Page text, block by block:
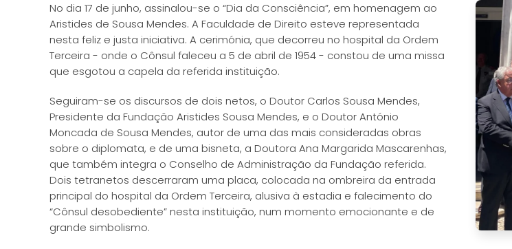
No dia 17 de junho, assinalou-se o “Dia da Consciência”, em homenagem ao
Aristides de Sousa Mendes. A Faculdade de Direito esteve representada
nesta feliz e justa iniciativa. A cerimónia, que decorreu no hospital da Ordem
Terceira - onde o Cônsul faleceu a 5 de abril de 1954 - constou de uma missa
que esgotou a capela da referida instituição.
Seguiram-se os discursos de dois netos, o Doutor Carlos Sousa Mendes,
Presidente da Fundação Aristides Sousa Mendes, e o Doutor António
Moncada de Sousa Mendes, autor de uma das mais consideradas obras
sobre o diplomata, e de uma bisneta, a Doutora Ana Margarida Mascarenhas,
que também integra o Conselho de Administração da Fundação referida.
Dois tetranetos descerraram uma placa, colocada na ombreira da entrada
principal do hospital da Ordem Terceira, alusiva à estadia e falecimento do
“Cônsul desobediente” nesta instituição, num momento emocionante e de
grande simbolismo.